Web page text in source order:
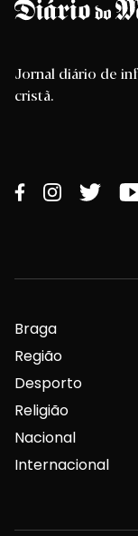
Jornal diário de
cristã.
Braga
Região
Desporto
Religião
Nacional
Internacional